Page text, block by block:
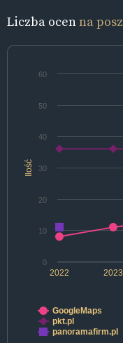
Liczba ocenna
Ilość
2022 2023
0
10
20
30
40
50
60
GoogleMaps
pkt.pl
panoramafirm.pl